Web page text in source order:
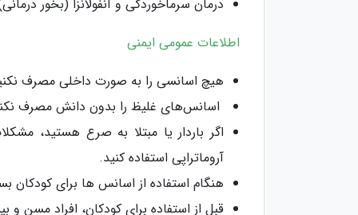
درمان سرماخوردگی و آنفولانزا (بخور
اطلاعات عمومی ایمنی
هیچ اسانسی را به صورت داخلی مصرف
اسانس‌های غلیظ را بدون دانش مصرف
اگر باردار یا مبتلا به صرع هستید،
آروماتراپی استفاده کنید.
هنگام استفاده از اسانس ها برای کودکان
قبل از استفاده برای کودکان، افراد مسن